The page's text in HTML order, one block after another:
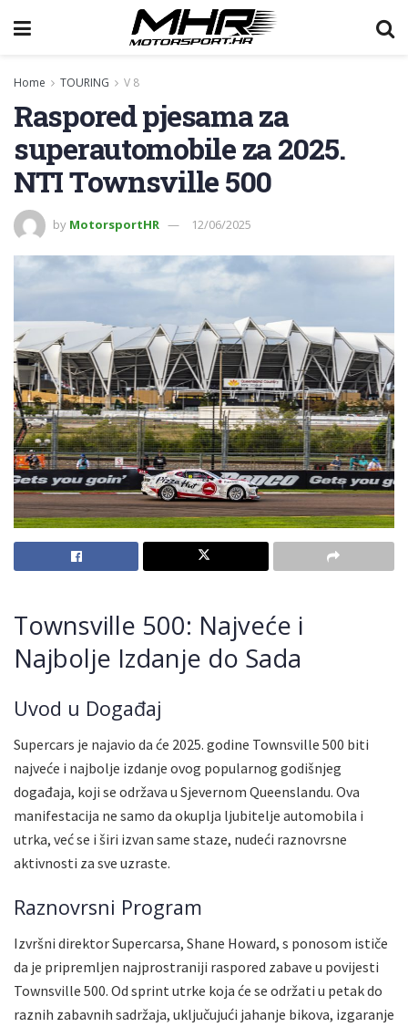
Home TOURING V 8
Raspored pjesama za
superautomobile za 2025.
NTI Townsville 500
by MotorsportHR 12/06/2025
Townsville 500: Najveće i
Najbolje Izdanje do Sada
Uvod u Događaj
Supercars je najavio da će 2025. godine Townsville 500 biti
najveće i najbolje izdanje ovog popularnog godišnjeg
događaja, koji se održava u Sjevernom Queenslandu. Ova
manifestacija ne samo da okuplja ljubitelje automobila i
utrka, već se i širi izvan same staze, nudeći raznovrsne
aktivnosti za sve uzraste.
Raznovrsni Program
Izvršni direktor Supercarsa, Shane Howard, s ponosom ističe
da je pripremljen najprostraniji raspored zabave u povijesti
Townsville 500. Od sprint utrke koja će se održati u petak do
raznih zabavnih sadržaja, uključujući jahanje bikova, izgaranje